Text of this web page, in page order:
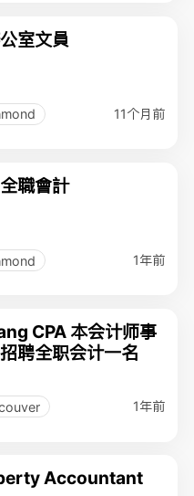
室文員
11个月前
職會計
1年前
CPA 本会计师事
聘全职会计一名
1年前
Accountant